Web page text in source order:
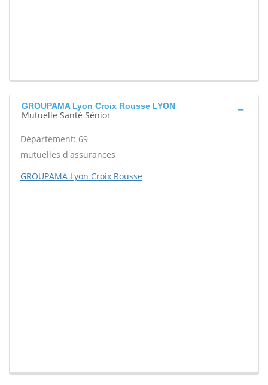
GROUPAMA Lyon Croix Rousse LYON
Mutuelle Santé Sénior
Département: 69
mutuelles d'assurances
GROUPAMA Lyon Croix Rousse